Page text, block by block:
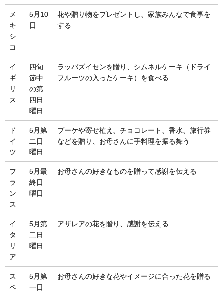
メ
キ
シ
コ
5月10
日
花や贈り物をプレゼントし、家族みんなで食事を
する
イ
ギ
リ
ス
四旬
節中
の第
四日
曜日
ラッパズイセンを贈り、シムネルケーキ（ドライ
フルーツの入ったケーキ）を食べる
ド
イ
ツ
5月第
二日
曜日
ブーケや寄せ植え、チョコレート、香水、旅行券
などを贈り、お母さんに手料理を振る舞う
フ
ラ
ン
ス
5月最
終日
曜日
お母さんの好きなものを贈って感謝を伝える
イ
タ
リ
ア
5月第
二日
曜日
アザレアの花を贈り、感謝を伝える
ス
ペ
5月第
一日
お母さんの好きな花やイメージに合った花を贈る